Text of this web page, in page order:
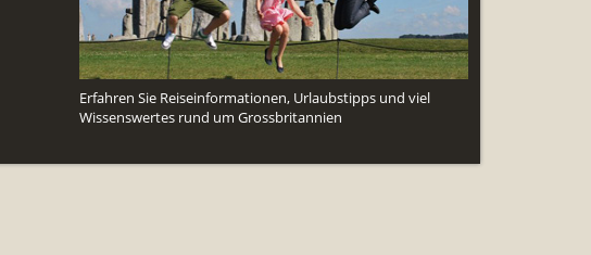
Erfahren Sie Reiseinformationen, Urlaubstipps und viel
Wissenswertes rund um Grossbritannien